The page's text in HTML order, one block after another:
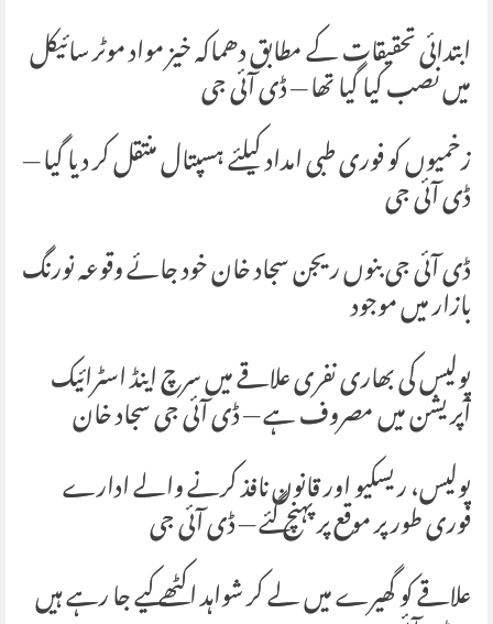
ابتدائی تحقیقات کے مطابق دھماکہ خیز مواد موٹر سائیکل
میں نصب کیا گیا تھا — ڈی آئی جی
زخمیوں کو فوری طبی امداد کیلئے ہسپتال منتقل کر دیا گیا —
ڈی آئی جی
ڈی آئی جی بنوں ریجن سجاد خان خود جائے وقوعہ نورنگ
بازار میں موجود
پولیس کی بھاری نفری علاقے میں سرچ اینڈ اسٹرائیک
آپریشن میں مصروف ہے — ڈی آئی جی سجاد خان
پولیس، ریسکیو اور قانون نافذ کرنے والے ادارے
فوری طور پر موقع پر پہنچ گئے — ڈی آئی جی
علاقے کو گھیرے میں لے کر شواہد اکٹھے کیے جا رہے ہیں